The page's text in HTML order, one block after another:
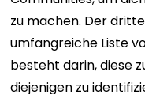
zu machen. Der
umfangreiche Liste
besteht darin, diese
diejenigen zu